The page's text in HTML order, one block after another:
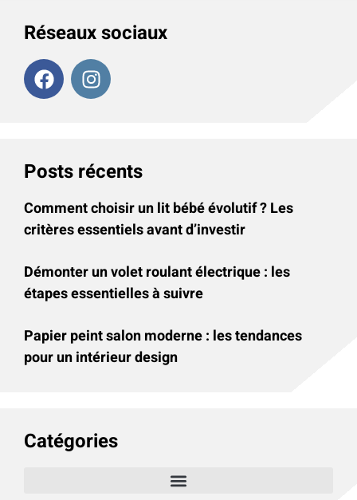
Réseaux sociaux
Posts récents
Comment choisir un lit bébé évolutif ? Les
critères essentiels avant d’investir
Démonter un volet roulant électrique : les
étapes essentielles à suivre
Papier peint salon moderne : les tendances
pour un intérieur design
Catégories